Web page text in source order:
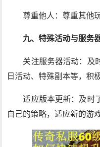
尊重他人：尊重其他
九、特殊活动与服务
关注服务器活动：及
日活动、特殊副本等，积
适应版本更新：及时
自己的策略，适应新的游